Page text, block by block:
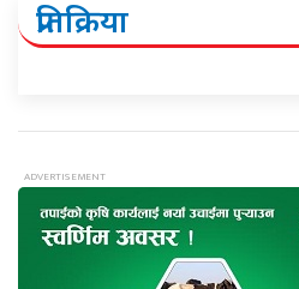
प्रतिक्रिया